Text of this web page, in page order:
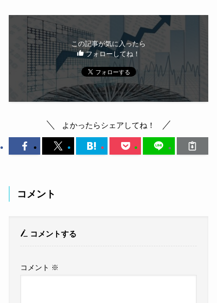
この記事が気に入ったら
フォローしてね！
よかったらシェアしてね！
コメント
コメントする
コメント ※